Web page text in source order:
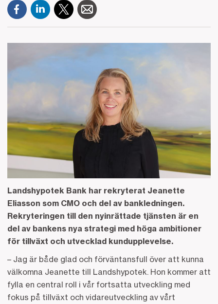
Landshypotek Bank har rekryterat Jeanette
Eliasson som CMO och del av bankledningen.
Rekryteringen till den nyinrättade tjänsten är en
del av bankens nya strategi med höga ambitioner
för tillväxt och utvecklad kundupplevelse.
– Jag är både glad och förväntansfull över att kunna
välkomna Jeanette till Landshypotek. Hon kommer att
fylla en central roll i vår fortsatta utveckling med
fokus på tillväxt och vidareutveckling av vårt